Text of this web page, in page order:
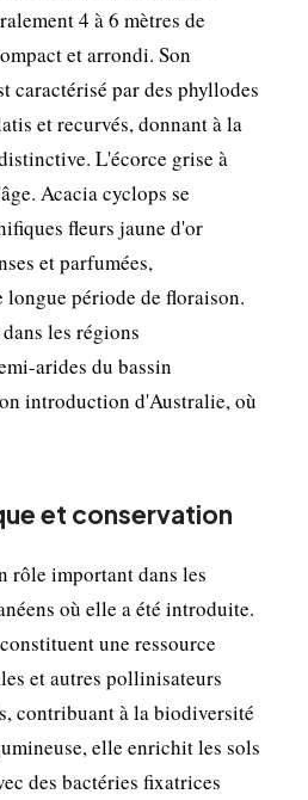
4 à 6 mètres de
et arrondi. Son
caractérisé par des phyllodes
et recurvés, donnant à la
L'écorce grise à
Acacia cyclops se
fleurs jaune d'or
et parfumées,
longue période de floraison.
les régions
arides du bassin
introduction d'Australie, où
et conservation
rôle important dans les
où elle a été introduite.
une ressource
et autres pollinisateurs
contribuant à la biodiversité
elle enrichit les sols
des bactéries fixatrices